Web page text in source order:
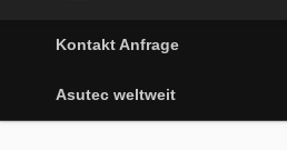
Kontakt Anfrage
Asutec weltweit